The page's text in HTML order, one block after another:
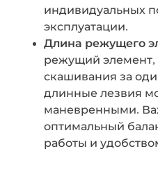
индивидуальных
эксплуатации.
Длина режущего
режущий
скашивания за
длинные лезвия
маневренными.
оптимальный
работы и